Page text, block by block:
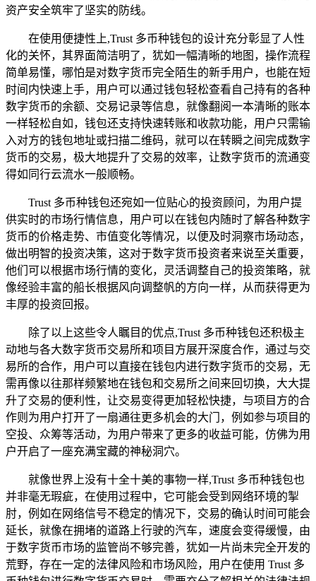
资产安全筑牢了坚实的防线。
在使用便捷性上,Trust 多币种钱包的设计充分彰显了人性
化的关怀，其界面简洁明了，犹如一幅清晰的地图，操作流程
简单易懂，哪怕是对数字货币完全陌生的新手用户，也能在短
时间内快速上手，用户可以通过钱包轻松查看自己持有的各种
数字货币的余额、交易记录等信息，就像翻阅一本清晰的账本
一样轻松自如，钱包还支持快速转账和收款功能，用户只需输
入对方的钱包地址或扫描二维码，就可以在转瞬之间完成数字
货币的交易，极大地提升了交易的效率，让数字货币的流通变
得如同行云流水一般顺畅。
Trust 多币种钱包还宛如一位贴心的投资顾问，为用户提
供实时的市场行情信息，用户可以在钱包内随时了解各种数字
货币的价格走势、市值变化等情况，以便及时洞察市场动态，
做出明智的投资决策，这对于数字货币投资者来说至关重要，
他们可以根据市场行情的变化，灵活调整自己的投资策略，就
像经验丰富的船长根据风向调整帆的方向一样，从而获得更为
丰厚的投资回报。
除了以上这些令人瞩目的优点,Trust 多币种钱包还积极主
动地与各大数字货币交易所和项目方展开深度合作，通过与交
易所的合作，用户可以直接在钱包内进行数字货币的交易，无
需再像以往那样频繁地在钱包和交易所之间来回切换，大大提
升了交易的便利性，让交易变得更加轻松快捷，与项目方的合
作则为用户打开了一扇通往更多机会的大门，例如参与项目的
空投、众筹等活动，为用户带来了更多的收益可能，仿佛为用
户开启了一座充满宝藏的神秘洞穴。
就像世界上没有十全十美的事物一样,Trust 多币种钱包也
并非毫无瑕疵，在使用过程中，它可能会受到网络环境的掣
肘，例如在网络信号不稳定的情况下，交易的确认时间可能会
延长，就像在拥堵的道路上行驶的汽车，速度会变得缓慢，由
于数字货币市场的监管尚不够完善，犹如一片尚未完全开发的
荒野，存在一定的法律风险和市场风险，用户在使用 Trust 多